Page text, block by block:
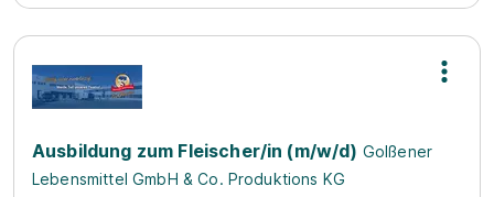
Ausbildung zum Fleischer/in (m/w/d) Golßener
Lebensmittel GmbH & Co. Produktions KG